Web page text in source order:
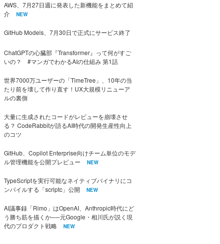
AWS、7月27日週に発表した新機能をまとめて紹
介
NEW
GitHub Models、7月30日で正式にサービス終了
ChatGPTの心臓部『Transformer』って何がすご
いの？ #マンガでわかるAIの仕組み 第1話
世界7000万ユーザーの「TimeTree」、10年の当
たり前を壊して作り直す！UX大規模リニューア
ルの裏側
大量に生成されたコードがレビューを崩壊させ
る？ CodeRabbitが語るAI時代の開発生産性向上
のコツ
GitHub、Copilot Enterprise向けチーム単位のモデ
ル管理機能を公開プレビュー
NEW
TypeScriptを実行可能なネイティブバイナリにコ
ンパイルする「scriptc」公開
NEW
AI議事録「Rimo」はOpenAI、Anthropic時代にど
う勝ち筋を描くか──元Google・相川氏が説く現
代のプロダクト戦略
NEW